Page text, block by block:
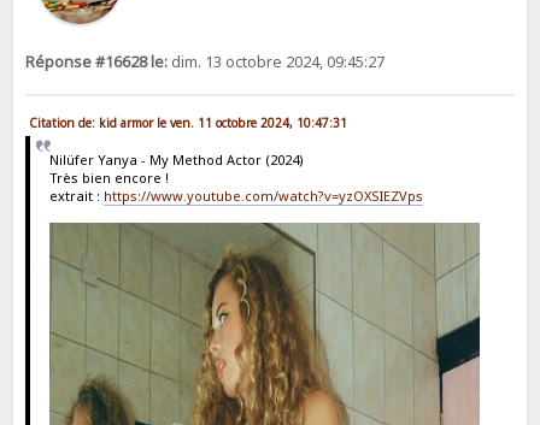
Réponse #16628 le: dim. 13 octobre 2024, 09:45:27
Citation de: kid armor le ven. 11 octobre 2024, 10:47:31
Nilüfer Yanya - My Method Actor (2024)
Très bien encore !
extrait : https://www.youtube.com/watch?v=yzOXSIEZVps